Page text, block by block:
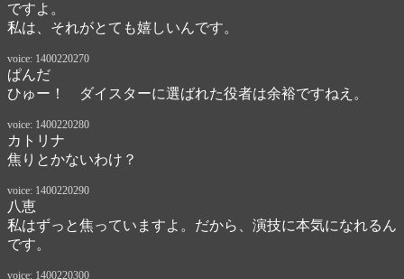
ですよ。
私は、それがとても嬉しいんです。
voice: 1400220270
ぱんだ
ひゅー！　ダイスターに選ばれた役者は余裕ですねえ。
voice: 1400220280
カトリナ
焦りとかないわけ？
voice: 1400220290
八恵
私はずっと焦っていますよ。だから、演技に本気になれるん
です。
voice: 1400220300